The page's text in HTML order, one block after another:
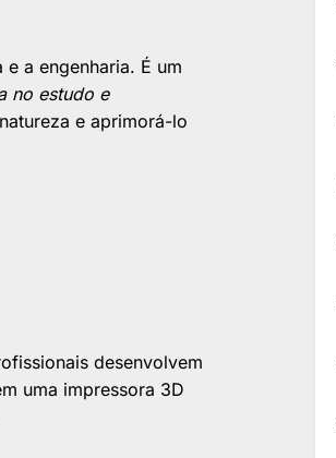
a engenharia. É um
no estudo e
e aprimorá-lo
desenvolvem
uma impressora 3D